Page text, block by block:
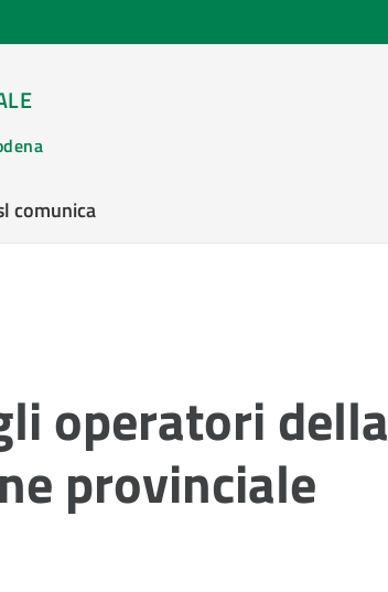
comunica
operatori della
provinciale